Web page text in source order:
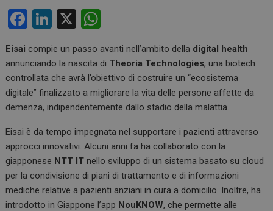
F
ce
b
o
o
k
Li
ke
dI
n
X
at
s
A
p
p
Eisai compie un passo avanti nell’ambito della digital health
annunciando la nascita di Theoria Technologies, una biotech
controllata che avrà l’obiettivo di costruire un “ecosistema
digitale” finalizzato a migliorare la vita delle persone affette da
demenza, indipendentemente dallo stadio della malattia.
Eisai è da tempo impegnata nel supportare i pazienti attraverso
approcci innovativi. Alcuni anni fa ha collaborato con la
giapponese NTT IT nello sviluppo di un sistema basato su cloud
per la condivisione di piani di trattamento e di informazioni
mediche relative a pazienti anziani in cura a domicilio. Inoltre, ha
introdotto in Giappone l’app NouKNOW, che permette alle